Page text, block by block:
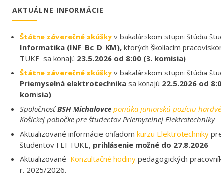
AKTUÁLNE INFORMÁCIE
Štátne záverečné skúšky v bakalárskom stupni štúdia
Informatika (INF_Bc_D_KM), ktorých školiacim
TUKE sa konajú 23.5.2026 od 8:00 (3. komisia)
Štátne záverečné skúšky v bakalárskom stupni štúdia
Priemyselná elektrotechnika sa konajú 22.5.2026 od
komisia)
SpoločnosťBSH Michalovce ponúka juniorskú pozíciu
Košickej pobočke pre študentov Priemyselnej Elektrotechniky
Aktualizované informácie ohľadom kurzu Elektrotechniky
študentov FEI TUKE, prihlásenie možné do 27.8.2026
Aktualizované Konzultačné hodiny pedagogických
r. 2025/2026.